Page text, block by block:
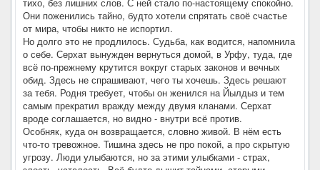
Они поженились тайно, будто хотели спрятать своё счастье
от мира, чтобы никто не испортил.
Но долго это не продлилось. Судьба, как водится, напомнила
о себе. Серхат вынужден вернуться домой, в Урфу, туда, где
всё по-прежнему крутится вокруг старых законов и вечных
обид. Здесь не спрашивают, чего ты хочешь. Здесь решают
за тебя. Родня требует, чтобы он женился на Йылдыз и тем
самым прекратил вражду между двумя кланами. Серхат
вроде соглашается, но видно - внутри всё против.
Особняк, куда он возвращается, словно живой. В нём есть
что-то тревожное. Тишина здесь не про покой, а про скрытую
угрозу. Люди улыбаются, но за этими улыбками - страх,